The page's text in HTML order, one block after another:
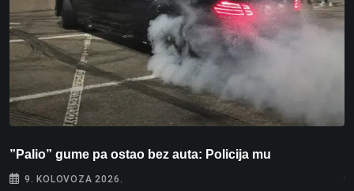
”Palio” gume pa ostao bez auta: Policija mu
9. KOLOVOZA 2026.